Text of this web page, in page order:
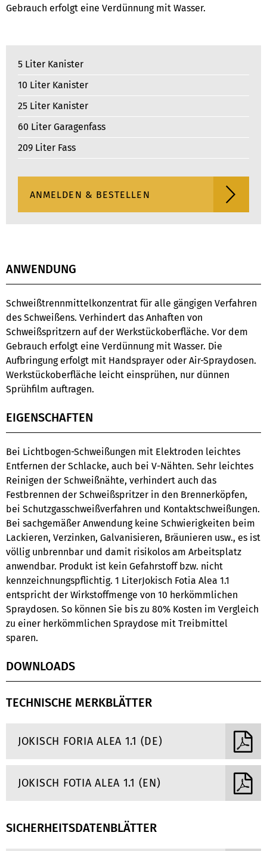
Gebrauch erfolgt eine Verdünnung mit Wasser.
5 Liter Kanister
10 Liter Kanister
25 Liter Kanister
60 Liter Garagenfass
209 Liter Fass
ANWENDUNG
Schweißtrennmittelkonzentrat für alle gängigen Verfahren
des Schweißens. Verhindert das Anhaften von
Schweißspritzern auf der Werkstückoberfläche. Vor dem
Gebrauch erfolgt eine Verdünnung mit Wasser. Die
Aufbringung erfolgt mit Handsprayer oder Air-Spraydosen.
Werkstückoberfläche leicht einsprühen, nur dünnen
Sprühfilm auftragen.
EIGENSCHAFTEN
Bei Lichtbogen-Schweißungen mit Elektroden leichtes
Entfernen der Schlacke, auch bei V-Nähten. Sehr leichtes
Reinigen der Schweißnähte, verhindert auch das
Festbrennen der Schweißspritzer in den Brennerköpfen,
bei Schutzgasschweißverfahren und Kontaktschweißungen.
Bei sachgemäßer Anwendung keine Schwierigkeiten beim
Lackieren, Verzinken, Galvanisieren, Bräunieren usw., es ist
völlig unbrennbar und damit risikolos am Arbeitsplatz
anwendbar. Produkt ist kein Gefahrstoff bzw. nicht
kennzeichnungspflichtig. 1 LiterJokisch Fotia Alea 1.1
entspricht der Wirkstoffmenge von 10 herkömmlichen
Spraydosen. So können Sie bis zu 80% Kosten im Vergleich
zu einer herkömmlichen Spraydose mit Treibmittel
sparen.
DOWNLOADS
TECHNISCHE MERKBLÄTTER
JOKISCH FORIA ALEA 1.1 (DE)
JOKISCH FOTIA ALEA 1.1 (EN)
SICHERHEITSDATENBLÄTTER